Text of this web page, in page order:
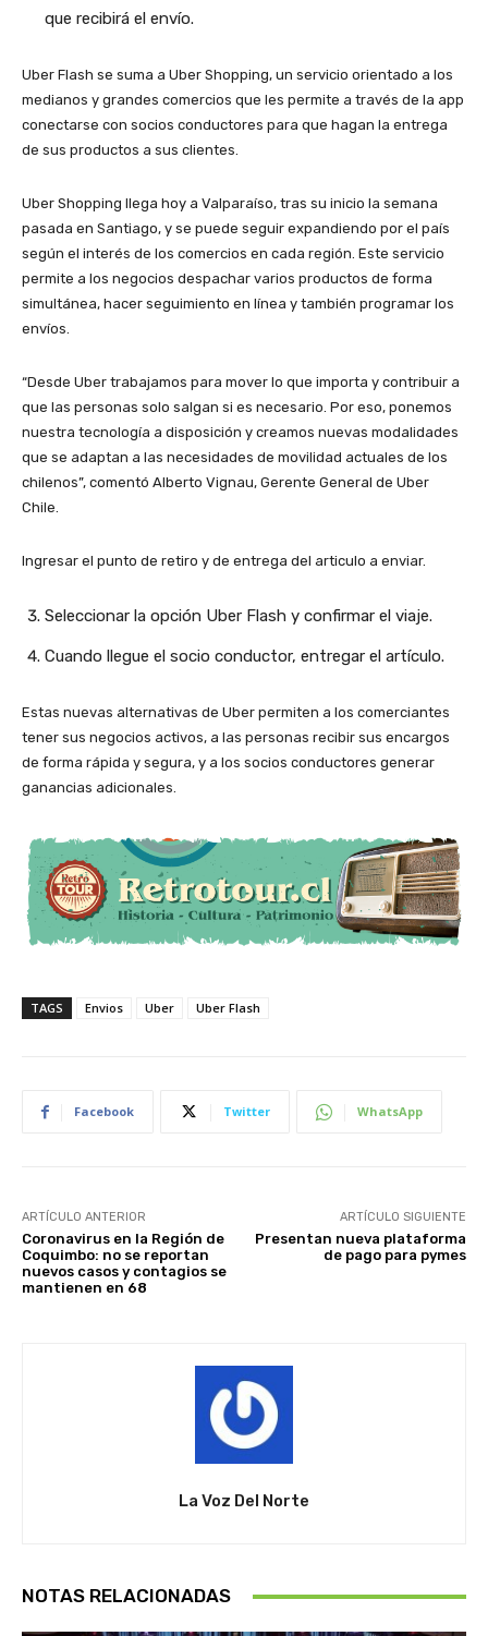
que recibirá el envío.
Uber Flash se suma a Uber Shopping, un servicio orientado a los
medianos y grandes comercios que les permite a través de la app
conectarse con socios conductores para que hagan la entrega
de sus productos a sus clientes.
Uber Shopping llega hoy a Valparaíso, tras su inicio la semana
pasada en Santiago, y se puede seguir expandiendo por el país
según el interés de los comercios en cada región. Este servicio
permite a los negocios despachar varios productos de forma
simultánea, hacer seguimiento en línea y también programar los
envíos.
“Desde Uber trabajamos para mover lo que importa y contribuir a
que las personas solo salgan si es necesario. Por eso, ponemos
nuestra tecnología a disposición y creamos nuevas modalidades
que se adaptan a las necesidades de movilidad actuales de los
chilenos”, comentó Alberto Vignau, Gerente General de Uber
Chile.
Ingresar el punto de retiro y de entrega del articulo a enviar.
Seleccionar la opción Uber Flash y confirmar el viaje.
Cuando llegue el socio conductor, entregar el artículo.
Estas nuevas alternativas de Uber permiten a los comerciantes
tener sus negocios activos, a las personas recibir sus encargos
de forma rápida y segura, y a los socios conductores generar
ganancias adicionales.
TAGS Envios Uber Uber Flash
Facebook Twitter WhatsApp
ARTÍCULO ANTERIOR
Coronavirus en la Región de
Coquimbo: no se reportan
nuevos casos y contagios se
mantienen en 68
ARTÍCULO SIGUIENTE
Presentan nueva plataforma
de pago para pymes
La Voz Del Norte
NOTAS RELACIONADAS